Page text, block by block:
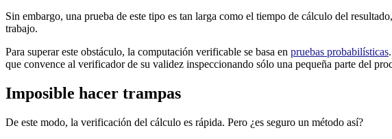
Sin embargo, una prueba de este tipo es tan larga como el tiempo de cálculo del
trabajo.
Para superar este obstáculo, la computación verificable se basa en pruebas probabilísticas
que convence al verificador de su validez inspeccionando sólo una pequeña parte del
Imposible hacer trampas
De este modo, la verificación del cálculo es rápida. Pero ¿es seguro un método así?